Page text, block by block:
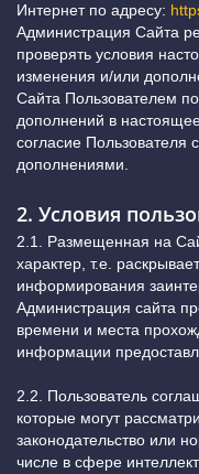
Интернет по адресу:
Администрация Сайта
проверять условия
изменения и/или
Сайта Пользователем
дополнений в
согласие Пользователя
дополнениями.
2. Условия
2.1. Размещенная на
характер, т.е.
информирования
Администрация сайта
времени и места
информации
2.2. Пользователь
которые могут
законодательство или
числе в сфере